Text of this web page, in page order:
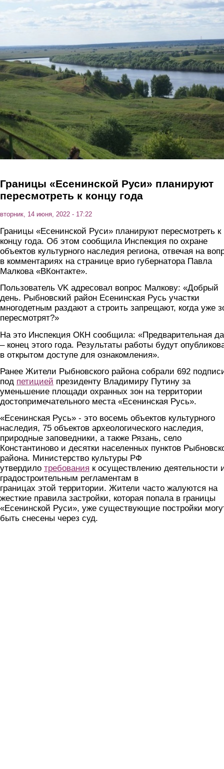
Перейти к основному содержанию
Границы «Есенинской Руси» планируют
пересмотреть к концу года
вторник, 14 июня, 2022 - 17:22
Границы «Есенинской Руси» планируют пересмотреть к
концу года. Об этом сообщила Инспекция по охране
объектов культурного наследия региона, отвечая на
в комментариях на странице врио губернатора Павла
Малкова «ВКонтакте».
Пользователь VK адресовал вопрос Малкову: «Добрый
день. Рыбновский район Есенинская Русь участки
многодетным раздают а строить запрещают, когда уже
пересмотрят?»
На это Инспекция ОКН сообщила: «Предварительная
– конец этого года. Результаты работы будут
в открытом доступе для ознакомления».
Ранее Жители Рыбновского района собрали 692
под петицией президенту Владимиру Путину за
уменьшение площади охранных зон на территории
достопримечательного места «Есенинская Русь».
«Есенинская Русь» - это восемь объектов культурного
наследия, 75 объектов археологического наследия,
природные заповедники, а также Рязань, село
Константиново и десятки населенных пунктов
района. Министерство культуры РФ
утвердило требования к осуществлению деятельности
градостроительным регламентам в
границах этой территории. Жители часто жалуются на
жесткие правила застройки, которая попала в границы
«Есенинской Руси», уже существующие постройки
быть снесены через суд.